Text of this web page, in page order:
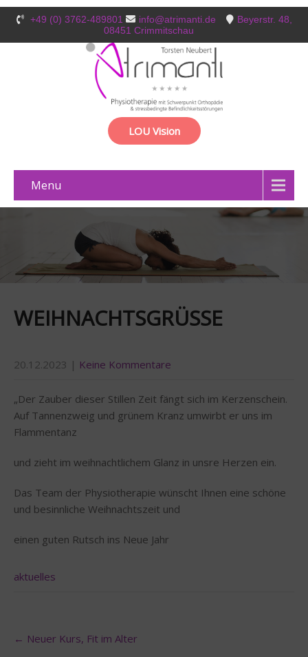
+49 (0) 3762-489801 info@atrimanti.de
Beyerstr. 48,
08451 Crimmitschau
LOU Vision
Menu
WEIHNACHTSGRÜSSE
20.12.2023 | Keine Kommentare
„Der Zauber dieser Stillen Zeit fängt sich im Kerzenschein.
Auf Tannenzweig und grünem Kranz umwirbt er uns im
Flammentanz
und zieht im weihnachtlichem Glanz in unsre Herzen ein.
Das Team der Physiotherapie wünscht Ihnen eine schöne
und besinnliche Weihnachtszeit und
einen guten Rutsch ins Neue Jahr
aktuelles
Post
navigation
← Neuer Kurs, Fit im Alter